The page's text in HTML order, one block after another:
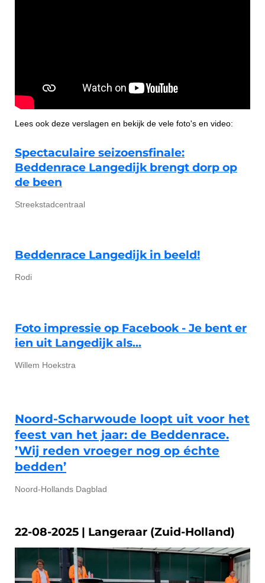
Lees ook deze verslagen en bekijk de vele foto's en video:
Spectaculaire seizoensfinale:
Beddenrace Langedijk brengt dorp op
de been
Streekstadcentraal
Beddenrace Langedijk in beeld!
Rodi
Foto impressie op Facebook - Je bent er
ien uit Langedijk als...
Willem Hoekstra
Noord-Scharwoude loopt uit voor het
feest van het jaar: de Beddenrace.
’Wij reden vroeger nog op échte
bedden’
Noord-Hollands Dagblad
22-08-2025 | Langeraar (Zuid-Holland)